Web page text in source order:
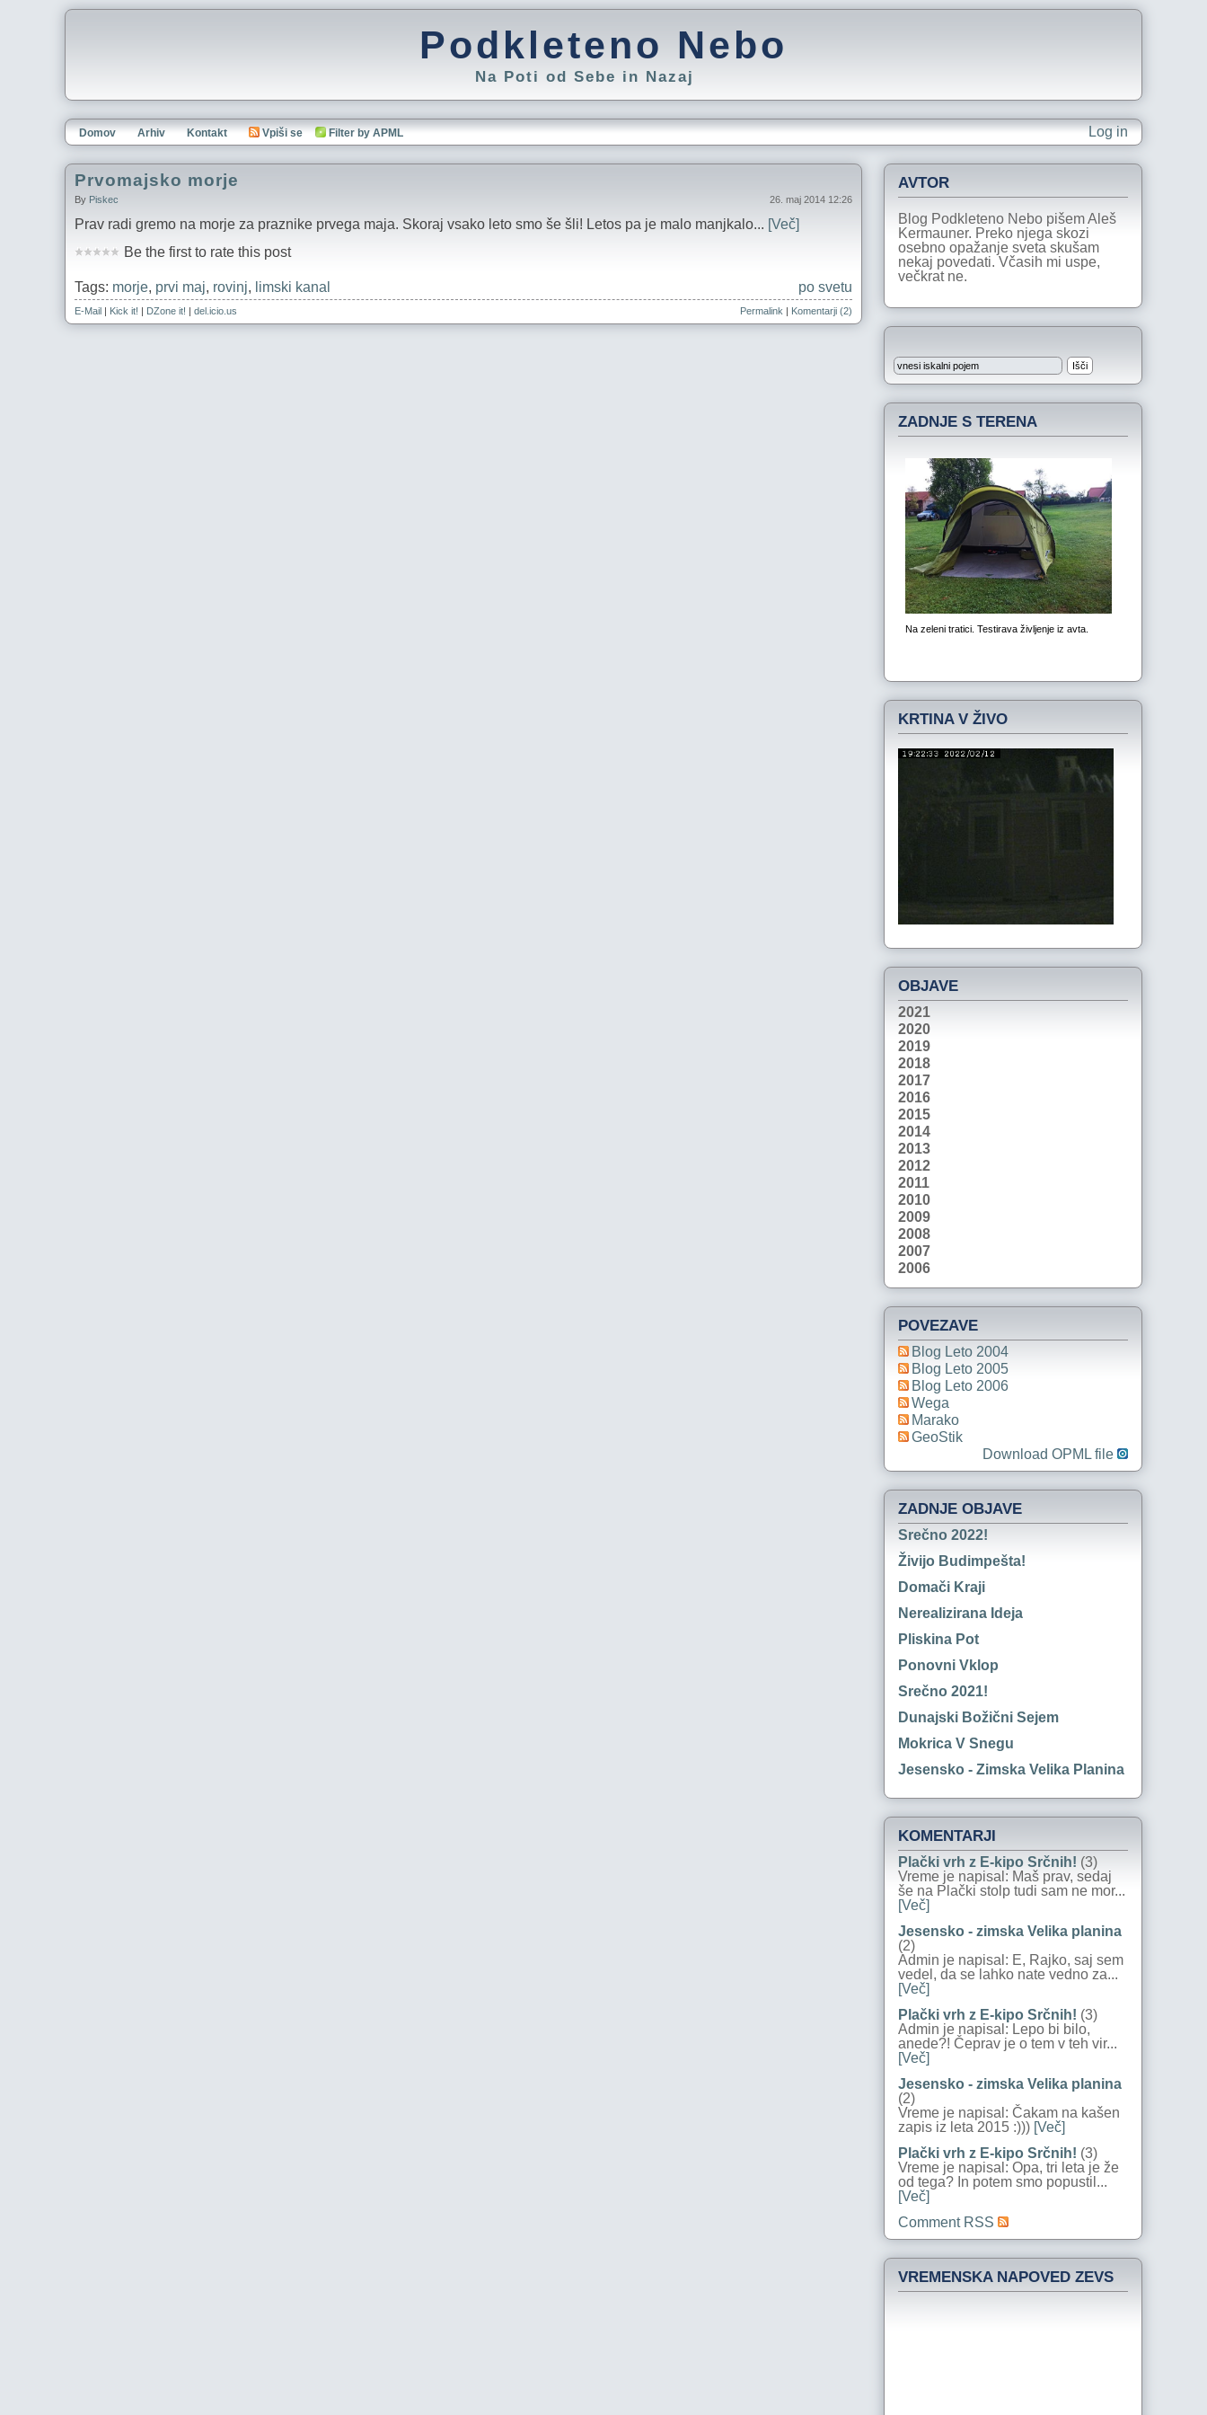
Podkleteno Nebo
Na Poti od Sebe in Nazaj
Log in
Domov Arhiv Kontakt Vpiši se Filter by APML
Prvomajsko morje
By Piskec 26. maj 2014 12:26
Prav radi gremo na morje za praznike prvega maja. Skoraj vsako leto smo še šli! Letos pa je malo manjkalo... [Več]
Be the first to rate this post
Tags: morje, prvi maj, rovinj, limski kanal po svetu
E-Mail | Kick it! | DZone it! | del.icio.us Permalink | Komentarji (2)
AVTOR
Blog Podkleteno Nebo pišem Aleš
Kermauner. Preko njega skozi
osebno opažanje sveta skušam
nekaj povedati. Včasih mi uspe,
večkrat ne.
ZADNJE S TERENA
KRTINA V ŽIVO
OBJAVE
2021
2020
2019
2018
2017
2016
2015
2014
2013
2012
2011
2010
2009
2008
2007
2006
POVEZAVE
Blog Leto 2004
Blog Leto 2005
Blog Leto 2006
Wega
Marako
GeoStik
Download OPML file
ZADNJE OBJAVE
Srečno 2022!
Živijo Budimpešta!
Domači Kraji
Nerealizirana Ideja
Pliskina Pot
Ponovni Vklop
Srečno 2021!
Dunajski Božični Sejem
Mokrica V Snegu
Jesensko - Zimska Velika Planina
KOMENTARJI
Plački vrh z E-kipo Srčnih! (3)
Vreme je napisal: Maš prav, sedaj
še na Plački stolp tudi sam ne mor...
[Več]
Jesensko - zimska Velika planina
(2)
Admin je napisal: E, Rajko, saj sem
vedel, da se lahko nate vedno za...
[Več]
Plački vrh z E-kipo Srčnih! (3)
Admin je napisal: Lepo bi bilo,
anede?! Čeprav je o tem v teh vir...
[Več]
Jesensko - zimska Velika planina
(2)
Vreme je napisal: Čakam na kašen
zapis iz leta 2015 :))) [Več]
Plački vrh z E-kipo Srčnih! (3)
Vreme je napisal: Opa, tri leta je že
od tega? In potem smo popustil...
[Več]
Comment RSS
VREMENSKA NAPOVED ZEVS